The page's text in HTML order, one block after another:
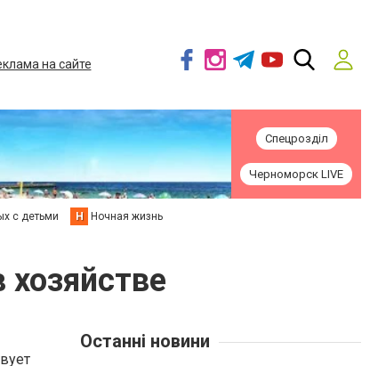
на сайте
Спецрозділ
Черноморск LIVE
с детьми Н Ночная жизнь
Останні новини